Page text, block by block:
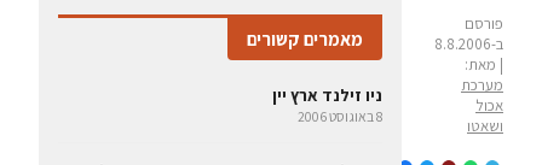
פורסם
ב-8.8.2006
| מאת:
מערכת
אכול
ושאטו
מאמרים קשורים
ניו זילנד ארץ יין
8 באוגוסט 2006